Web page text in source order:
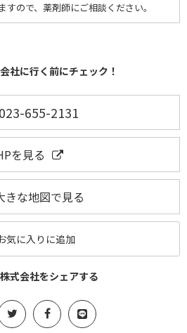
ので、薬剤師にご相談ください。
社に行く前にチェック！
023-655-2131
を見る
きな地図で見る
気に入りに追加
式会社をシェアする